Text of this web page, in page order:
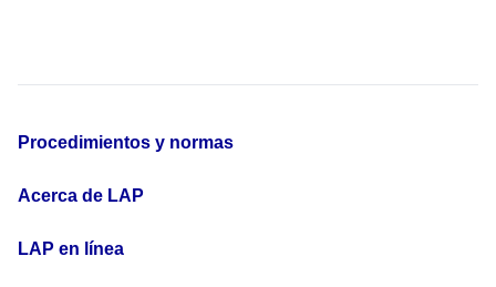
Procedimientos y normas
Acerca de LAP
LAP en línea